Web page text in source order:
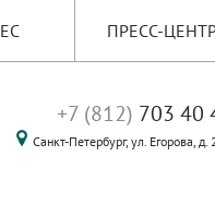
ПРЕСС-
+7 (812) 703 40
Санкт-Петербург, ул. Егорова, д.